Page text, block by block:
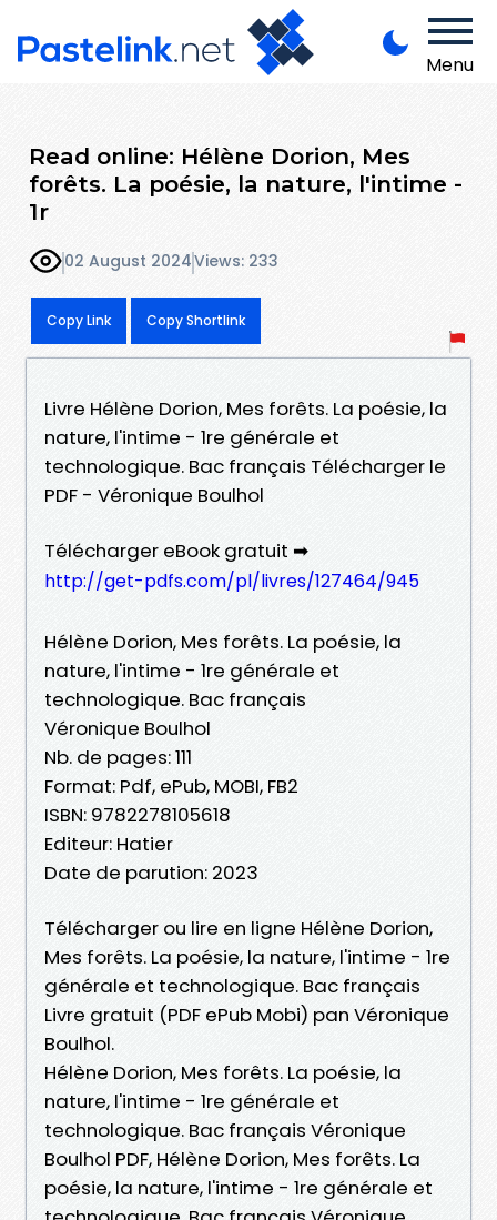
Menu
Read online: Hélène Dorion, Mes
forêts. La poésie, la nature, l'intime -
1r
02 August 2024Views: 233
Copy Link Copy Shortlink
Livre Hélène Dorion, Mes forêts. La poésie, la
nature, l'intime - 1re générale et
technologique. Bac français Télécharger le
PDF - Véronique Boulhol
Télécharger eBook gratuit ➡
http://get-pdfs.com/pl/livres/127464/945
Hélène Dorion, Mes forêts. La poésie, la
nature, l'intime - 1re générale et
technologique. Bac français
Véronique Boulhol
Nb. de pages: 111
Format: Pdf, ePub, MOBI, FB2
ISBN: 9782278105618
Editeur: Hatier
Date de parution: 2023
Télécharger ou lire en ligne Hélène Dorion,
Mes forêts. La poésie, la nature, l'intime - 1re
générale et technologique. Bac français
Livre gratuit (PDF ePub Mobi) pan Véronique
Boulhol.
Hélène Dorion, Mes forêts. La poésie, la
nature, l'intime - 1re générale et
technologique. Bac français Véronique
Boulhol PDF, Hélène Dorion, Mes forêts. La
poésie, la nature, l'intime - 1re générale et